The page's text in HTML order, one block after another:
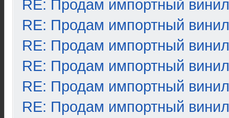
RE: Продам импортный винил
RE: Продам импортный винил
RE: Продам импортный винил
RE: Продам импортный винил
RE: Продам импортный винил
RE: Продам импортный винил